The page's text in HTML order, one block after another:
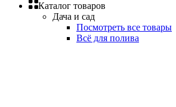
Каталог товаров
Дача и сад
Посмотреть все товары
Всё для полива